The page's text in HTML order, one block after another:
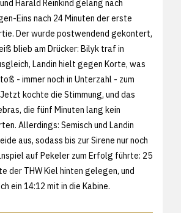
Harald Reinkind gelang nach
Eins nach 24 Minuten der erste
Der wurde postwendend gekontert,
blieb am Drücker: Bilyk traf in
Landin hielt gegen Korte, was
- immer noch in Unterzahl - zum
kochte die Stimmung, und das
die fünf Minuten lang kein
Allerdings: Semisch und Landin
aus, sodass bis zur Sirene nur noch
auf Pekeler zum Erfolg führte: 25
der THW Kiel hinten gelegen, und
ein 14:12 mit in die Kabine.